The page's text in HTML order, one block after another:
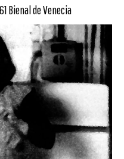
Bienal de Venecia